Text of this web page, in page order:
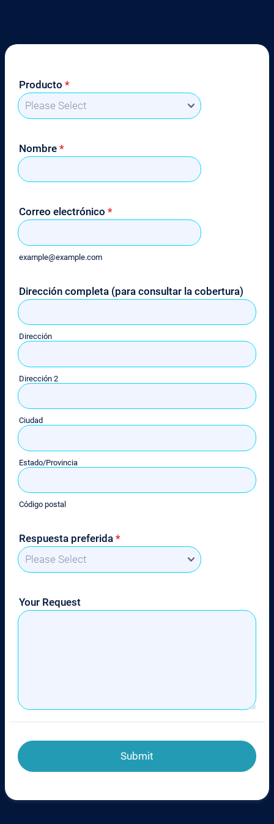
Producto *
Nombre *
Correo electrónico *
example@example.com
Dirección completa (para consultar la cobertura)
Dirección
Dirección 2
Ciudad
Estado/Provincia
Código postal
Respuesta preferida *
Your Request
Submit